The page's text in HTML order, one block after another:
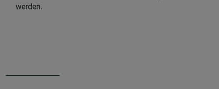
werden.